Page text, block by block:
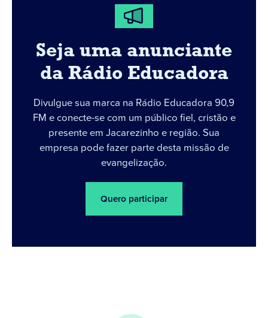
Seja uma anunciante
da Rádio Educadora
Divulgue sua marca na Rádio Educadora 90,9
FM e conecte-se com um público fiel, cristão e
presente em Jacarezinho e região. Sua
empresa pode fazer parte desta missão de
evangelização.
Quero participar